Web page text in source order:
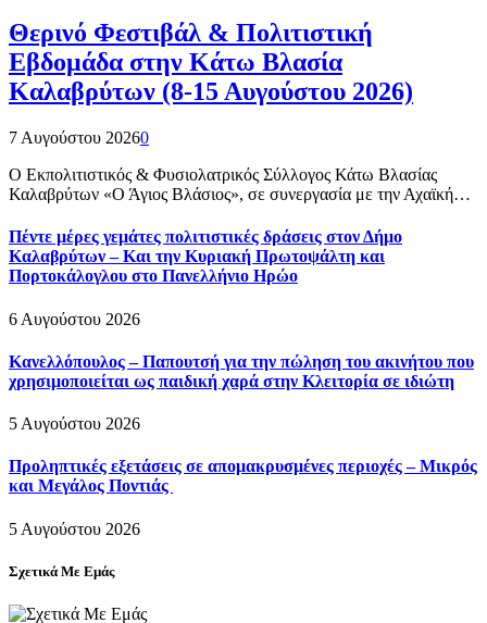
Θερινό Φεστιβάλ & Πολιτιστική
Εβδομάδα στην Κάτω Βλασία
Καλαβρύτων (8-15 Αυγούστου 2026)
7 Αυγούστου 20260
Ο Εκπολιτιστικός & Φυσιολατρικός Σύλλογος Κάτω Βλασίας
Καλαβρύτων «Ο Άγιος Βλάσιος», σε συνεργασία με την Αχαϊκή…
Πέντε μέρες γεμάτες πολιτιστικές δράσεις στον Δήμο
Καλαβρύτων – Και την Κυριακή Πρωτοψάλτη και
Πορτοκάλογλου στο Πανελλήνιο Ηρώο
6 Αυγούστου 2026
Κανελλόπουλος – Παπουτσή για την πώληση του ακινήτου που
χρησιμοποιείται ως παιδική χαρά στην Κλειτορία σε ιδιώτη
5 Αυγούστου 2026
Προληπτικές εξετάσεις σε απομακρυσμένες περιοχές – Μικρός
και Μεγάλος Ποντιάς
5 Αυγούστου 2026
Σχετικά Με Εμάς